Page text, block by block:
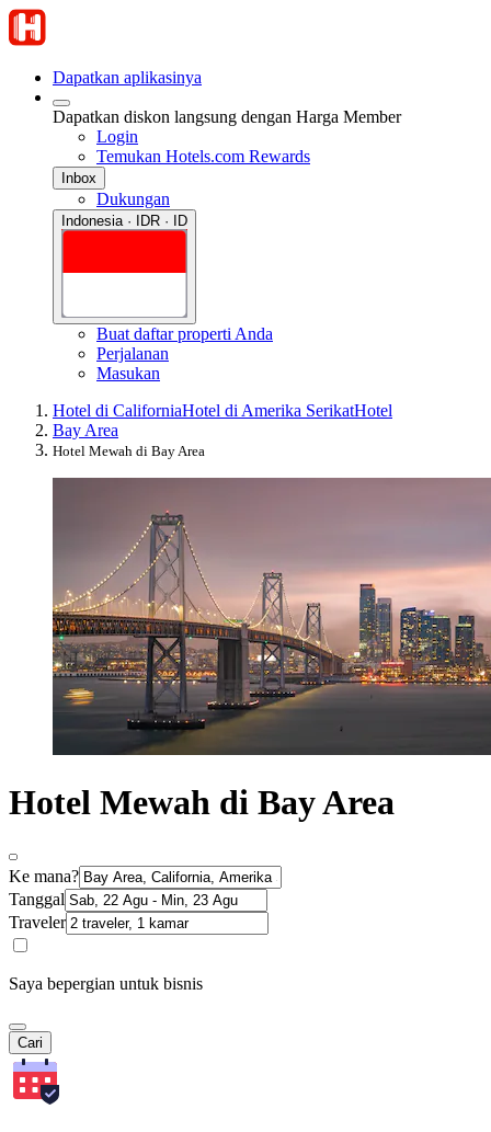
Dapatkan aplikasinya
Dapatkan diskon langsung dengan Harga Member
Login
Temukan Hotels.com Rewards
Inbox
Dukungan
Indonesia · IDR · ID
Buat daftar properti Anda
Perjalanan
Masukan
Hotel di CaliforniaHotel di Amerika SerikatHotel
Bay Area
Hotel Mewah di Bay Area
Hotel Mewah di Bay Area
Ke mana?
Tanggal
Traveler
Saya bepergian untuk bisnis
Cari